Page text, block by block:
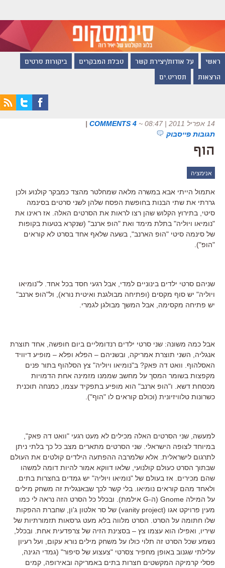
ראשי על אודות/יצירת קשר טבלת המבקרים ביקורות סרטים
הרצאות תסריט.ים
14 אפריל 2011 | 08:47 ~
4 COMMENTS
|
תגובות פייסבוק
הוף
אנימציה
אתמול הייתי אבא במשרה מלאה שמחלטר מהצד כמבקר קולנוע ולכן
גררתי את שתי הבנות בחופשת הפסח שלהן לשני סרטים בסינמה
סיטי, בתירוץ הקלוש שהן רצו לראות את הסרטים האלה. אז ראינו את
"נומיאו ויוליה" בתלת מימד ואת "הופ ארנב" (שנקרא בטעות בקופות
של סינמה סיטי "הופ הארנב", בשעה שלאף אחד בסרט לא קוראים
"הופ").
שניהם סרטי ילדים בינוניים למדי, אבל רגעי חסד בכל אחד. ל"נומיאו
ויוליה" יש סוף מקסים (ופתיחה מבולגנת ואיטית נורא), ול"הופ ארנב"
יש פתיחה מקסימה, אבל המשך מבולגן לגמרי.
אבל כמה משונה: שני סרטי ילדים רנדומליים ביום חופשה, אחד תוצרת
אנגליה, השני תוצרת אמריקה, ובשניהם – הפלא ופלא – מופיע דיוויד
האסלהוף. וואט דה פאק? ב"נומיאו ויוליה" צץ הסלהוף בתור פנים
מקפצות בשומר המסך על מחשב שממנו מזמינה אחת הדמויות
מכסחת דשא. ו"הופ ארנב" הוא מופיע בתפקיד עצמו, כמנחה תוכנית
כשרונות טלוויזיונית (וכולם קוראים לו "הוף").
למעשה, שני הסרטים האלה מכילים לא מעט רגעי "וואט דה פאק",
במיוחד לצופה הישראלי. שני הסרטים מתארים מצב כל כך בלתי ניתן
לתרגום לישראלית. אלא שלמרבה ההפתעה הילדים קולטים את העולם
שבתוך הסרט כעולם קולנועי, שלאו דווקא אמור להיות דומה למשהו
שהם מכירים. אז בעולם של "נומיאו ויוליה" יש גמדים בחצרות בתים.
ולאחד מהם קוראים נומיאו. בלי קשר לכך שבאנגלית זה משחק מילים
על המילה Gnome (ה-G אילמת). ובכלל כל הסרט הזה נראה לי כמו
מעין פרויקט אגו (vanity project) של סר אלטון ג'ון, שחברת ההפקות
שלו חתומה על הסרט. הסרט מלווה בלא מעט גרסאות תזמורתיות של
שיריו, ואפילו הוא עצמו צץ – בסצינת הזיה של צרפדעית אחת. ובכלל,
נשמע שכל הסרט זה תלוי כולו על משחק מילים נורא עקום, ועל רעיון
עלילתי שגנוב באופן מחפיר צסרטי "צעצוע של סיפור" (גמדי הגינה,
פסלי קרמיקה המקשטים חצרות בתים באמריקה ובאירופה, קמים